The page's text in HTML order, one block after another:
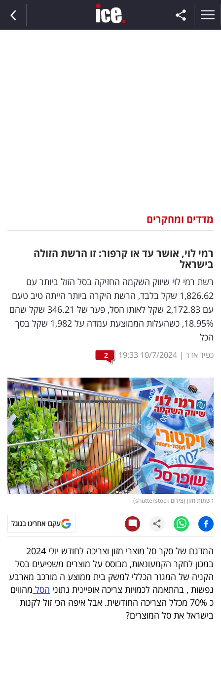
וצרכנות
דיגיטל
וטק
שיווק
ופרסום
משפט
ומחקרים
דעות
רכילות
עסקית
קריפטו
ויראלי
עסקי
ספורט
קריירה
ולימודים
מינויים
מדדים ומחקרים
רמי לוי, אושר עד או קרפור: זו הרשת הזולה
בישראל
רשת רמי לוי שיווק השקמה החזיקה בסל הזול ביותר עם
1,826.62 שקל בלבד, הרשת היקרה ביותר הייתה טיב טעם
עם 2,172.83 שקל לאותו הסל, פער של 346.21 שקל שהם
18.95%, כשהעלות הממוצעת עמדה על 1,982 שקל בסך
הכל
כפיר אדר |
10/7/2024
19:33
2
רשתות מזון (צילום shutterstock)
עקבו אחרינו בגוגל
המדגם של סקר סל מוצרי מזון וצריכה לחודש יולי 2024
במכון לחקר הקמעונאות, מבוסס על מוצרים משפיעים בסל
הקניה של המגזר הכללי למשק בית ממוצע ה מורכב מארבע
נפשות , בהתאמה לכמויות צריכה אופיינית נתוני הסל מהווים
כ 70% מכלל הצריכה החודשית. אבל איפה הכי זול לקנות
בישראל את סל המוצרים?